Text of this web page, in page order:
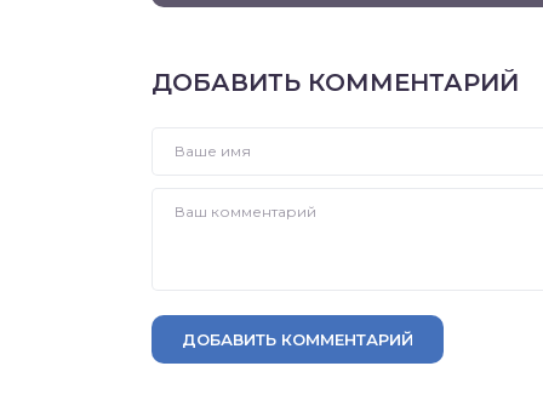
ДОБАВИТЬ КОММЕНТАРИЙ
ДОБАВИТЬ КОММЕНТАРИЙ